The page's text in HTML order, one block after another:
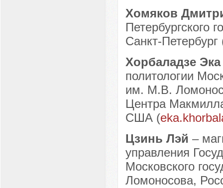
Хомяков
Петербургского
Санкт-Петербург
Хорбаладзе
политологии
им. М.В.
Центра
США (
Цзинь Лэй –
управления
Московского
Ломоносова,